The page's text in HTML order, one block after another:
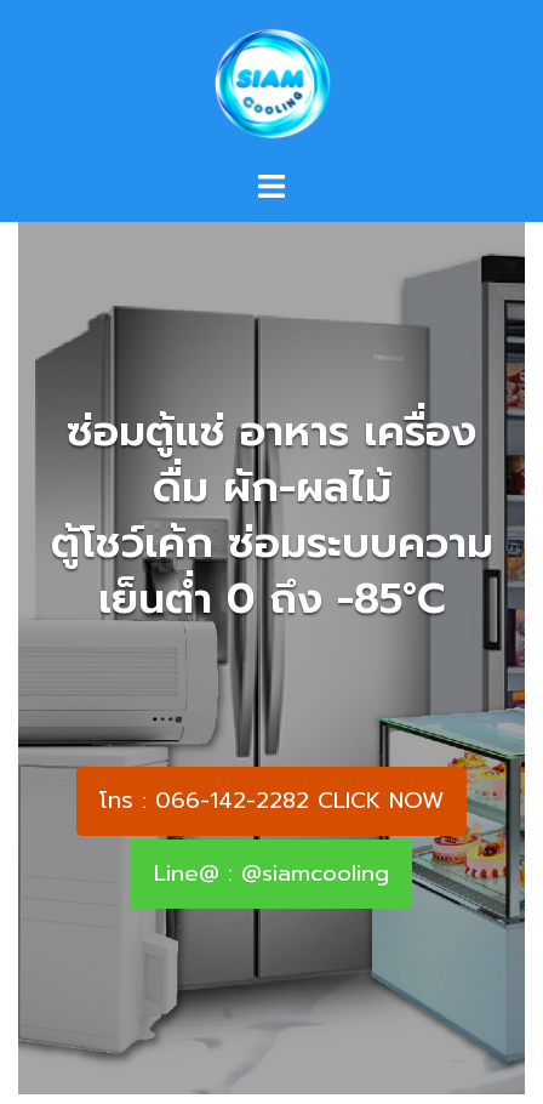
ซ่อมตู้แช่ อาหาร เครื่อง
ดื่ม ผัก-ผลไม้
ตู้โชว์เค้ก ซ่อมระบบความ
เย็นต่ำ 0 ถึง -85°C
โทร : 066-142-2282 CLICK NOW
Line@ : @siamcooling